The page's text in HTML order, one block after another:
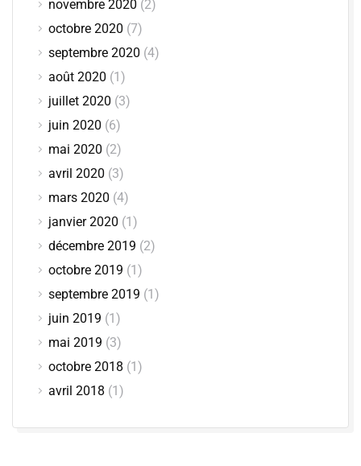
novembre 2020 (2)
octobre 2020 (7)
septembre 2020 (4)
août 2020 (1)
juillet 2020 (3)
juin 2020 (6)
mai 2020 (2)
avril 2020 (3)
mars 2020 (4)
janvier 2020 (1)
décembre 2019 (2)
octobre 2019 (1)
septembre 2019 (1)
juin 2019 (1)
mai 2019 (3)
octobre 2018 (1)
avril 2018 (1)